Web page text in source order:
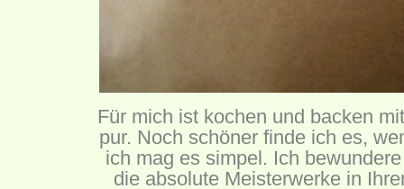
Für mich ist kochen und backen
pur. Noch schöner finde ich es,
ich mag es simpel. Ich
die absolute Meisterwerke in